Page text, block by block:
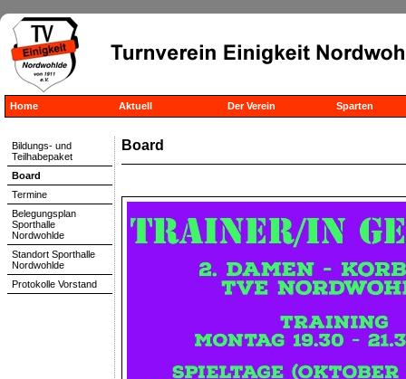
Home Aktuell Der Verein Sparten
Board
Bildungs- und
Teilhabepaket
Board
Termine
Belegungsplan
Sporthalle
Nordwohlde
Standort Sporthalle
Nordwohlde
Protokolle Vorstand